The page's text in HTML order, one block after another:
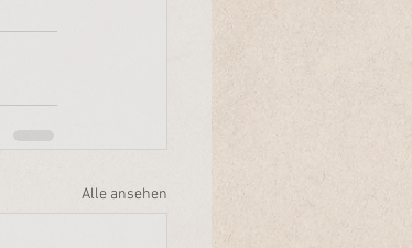
Alle ansehen